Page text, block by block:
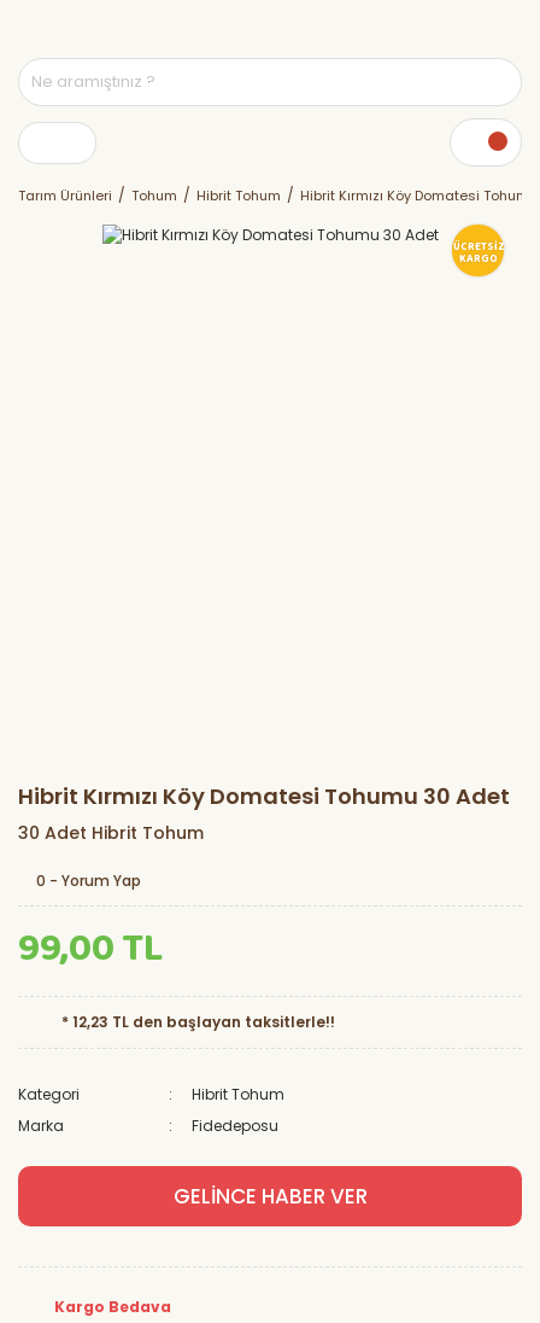
Tarım Ürünleri Tohum Hibrit Tohum Hibrit Kırmızı Köy Domatesi
ÜCRETSİZ
KARGO
Hibrit Kırmızı Köy Domatesi Tohumu 30 Adet
30 Adet Hibrit Tohum
0 - Yorum Yap
99,00 TL
* 12,23 TL den başlayan taksitlerle!!
Kategori
Hibrit Tohum
Marka
Fidedeposu
GELİNCE HABER VER
Kargo Bedava